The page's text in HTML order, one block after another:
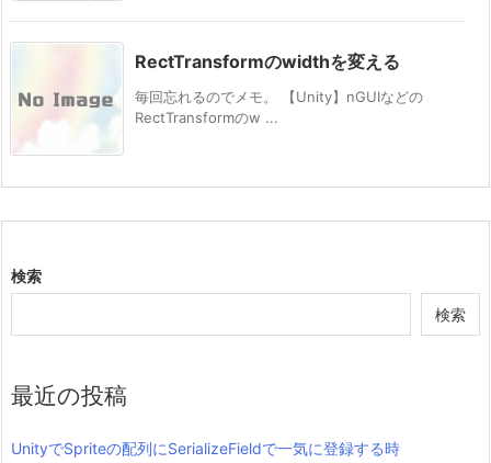
RectTransformのwidthを変える
毎回忘れるのでメモ。 【Unity】nGUIなどの
RectTransformのw ...
検索
検索
最近の投稿
UnityでSpriteの配列にSerializeFieldで一気に登録する時